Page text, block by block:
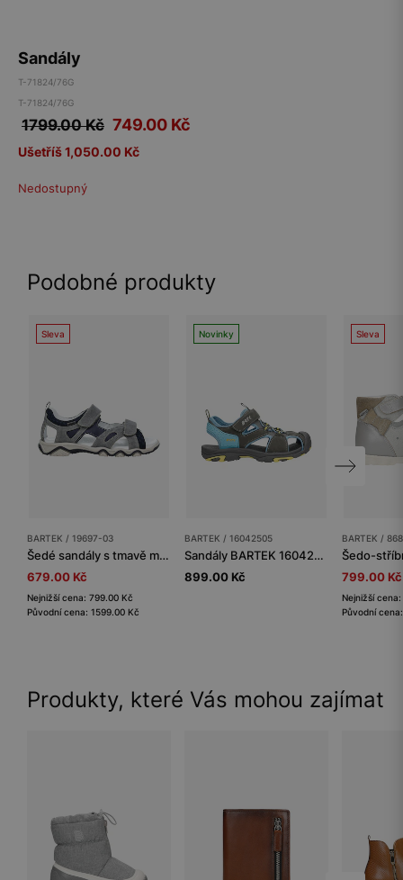
Sandály
T-71824/76G
T-71824/76G
1799.00 Kč 749.00 Kč
Ušetříš 1,050.00 Kč
Nedostupný
Podobné produkty
Sleva
BARTEK / 19697-03
Šedé sandály s tmavě modrými vložkami BARTEK 19697-03
679.00 Kč
Nejnižší cena: 799.00 Kč
Původní cena: 1599.00 Kč
Novinky
BARTEK / 16042505
Sandály BARTEK 16042505 v šedo-modré barvě se žlutými akcenty
899.00 Kč
Sleva
BARTEK /
799.00 Kč
Nejnižší
Původní
Produkty, které Vás mohou zajímat